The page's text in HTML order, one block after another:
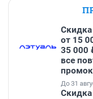
от 15
35 000
все
До 31
Скидка